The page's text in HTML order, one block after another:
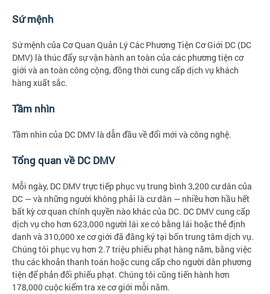
Sứ mệnh
Sứ mệnh của Cơ Quan Quản Lý Các Phương Tiện Cơ Giới DC (DC
DMV) là thúc đẩy sự vận hành an toàn của các phương tiện cơ
giới và an toàn công cộng, đồng thời cung cấp dịch vụ khách
hàng xuất sắc.
Tầm nhìn
Tầm nhìn của DC DMV là dẫn đầu về đổi mới và công nghệ.
Tổng quan về DC DMV
Mỗi ngày, DC DMV trực tiếp phục vụ trung bình 3,200 cư dân của
DC — và những người không phải là cư dân — nhiều hơn hầu hết
bất kỳ cơ quan chính quyền nào khác của DC. DC DMV cung cấp
dịch vụ cho hơn 623,000 người lái xe có bằng lái hoặc thẻ định
danh và 310,000 xe cơ giới đã đăng ký tại bốn trung tâm dịch vụ.
Chúng tôi phục vụ hơn 2.7 triệu phiếu phạt hàng năm, bằng việc
thu các khoản thanh toán hoặc cung cấp cho người dân phương
tiện để phản đối phiếu phạt. Chúng tôi cũng tiến hành hơn
178,000 cuộc kiểm tra xe cơ giới mỗi năm.